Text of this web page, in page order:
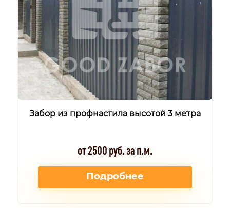
Забор из профнастила высотой 3 метра
от 2500 руб. за п.м.
Подробнее